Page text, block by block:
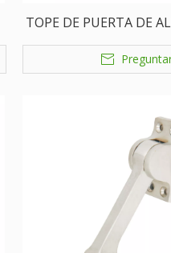
TOPE DE PUERTA DE
ZINC/